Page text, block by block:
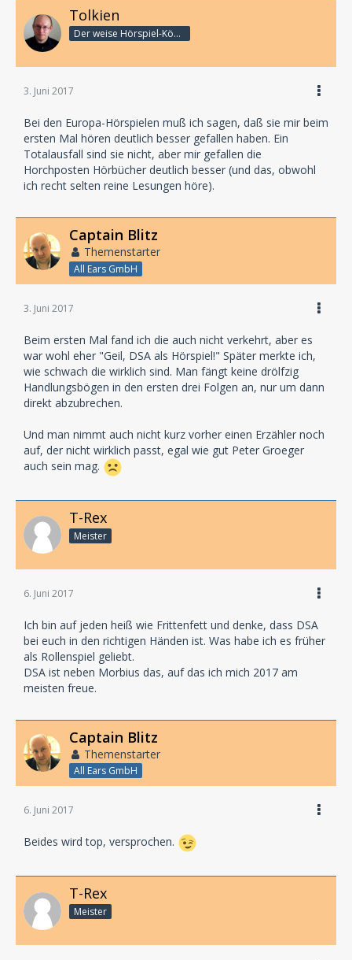
Tolkien
Der weise Hörspiel-König
3. Juni 2017
Bei den Europa-Hörspielen muß ich sagen, daß sie mir beim
ersten Mal hören deutlich besser gefallen haben. Ein
Totalausfall sind sie nicht, aber mir gefallen die
Horchposten Hörbücher deutlich besser (und das, obwohl
ich recht selten reine Lesungen höre).
Captain Blitz
Themenstarter
All Ears GmbH
3. Juni 2017
Beim ersten Mal fand ich die auch nicht verkehrt, aber es
war wohl eher "Geil, DSA als Hörspiel!" Später merkte ich,
wie schwach die wirklich sind. Man fängt keine drölfzig
Handlungsbögen in den ersten drei Folgen an, nur um dann
direkt abzubrechen.
Und man nimmt auch nicht kurz vorher einen Erzähler noch
auf, der nicht wirklich passt, egal wie gut Peter Groeger
auch sein mag.
T-Rex
Meister
6. Juni 2017
Ich bin auf jeden heiß wie Frittenfett und denke, dass DSA
bei euch in den richtigen Händen ist. Was habe ich es früher
als Rollenspiel geliebt.
DSA ist neben Morbius das, auf das ich mich 2017 am
meisten freue.
Captain Blitz
Themenstarter
All Ears GmbH
6. Juni 2017
Beides wird top, versprochen.
T-Rex
Meister